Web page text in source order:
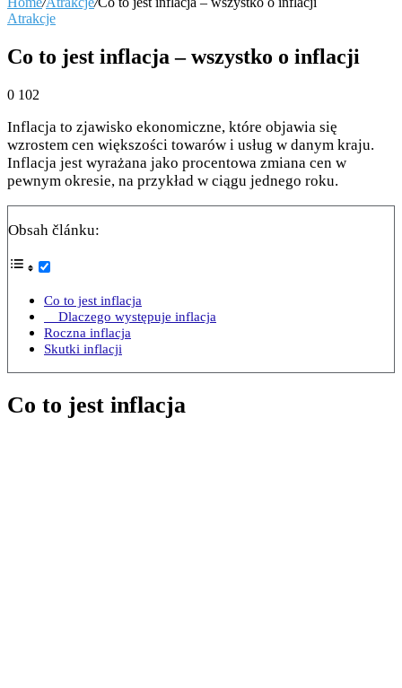
Atrakcje
Co to jest inflacja – wszystko o inflacji
0 102
Inflacja to zjawisko ekonomiczne, które objawia się
wzrostem cen większości towarów i usług w danym kraju.
Inflacja jest wyrażana jako procentowa zmiana cen w
pewnym okresie, na przykład w ciągu jednego roku.
Obsah článku:
Co to jest inflacja
Dlaczego występuje inflacja
Roczna inflacja
Skutki inflacji
Co to jest inflacja